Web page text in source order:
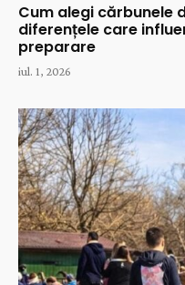
Cum alegi cărbunele
diferențele care
preparare
iul. 1, 2026